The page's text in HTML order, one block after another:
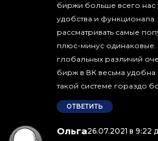
биржи больше всего нас
удобства и
рассматривать самые
плюс-минус одинаковые.
глобальных различий
бирж в ВК весьма
такой системе гораздо
ОТВЕТИТЬ
Ольга:26.07.2021 в 9:22